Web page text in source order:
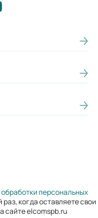
персональных
когда оставляете свои
сайте elcomspb.ru